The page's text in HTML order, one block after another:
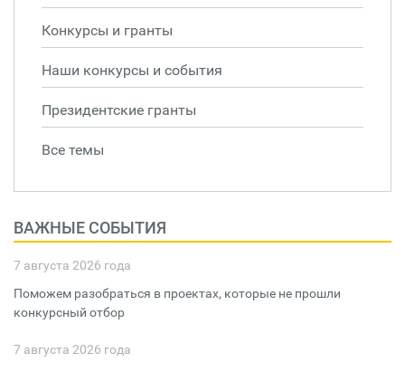
Конкурсы и гранты
Наши конкурсы и события
Президентские гранты
Все темы
ВАЖНЫЕ СОБЫТИЯ
7 августа 2026 года
Поможем разобраться в проектах, которые не прошли
конкурсный отбор
7 августа 2026 года